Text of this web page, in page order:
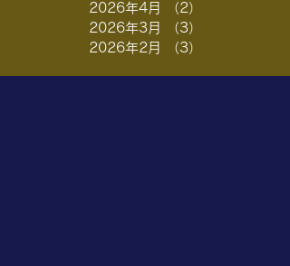
2026年4月
（2）
2026年3月
（3）
2026年2月
（3）